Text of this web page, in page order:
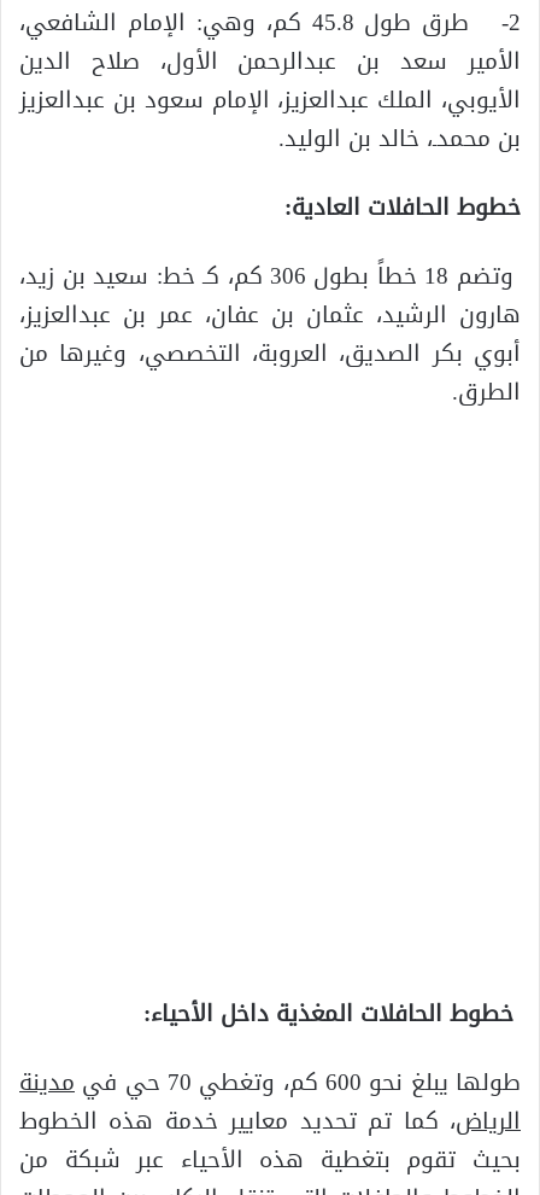
2- طرق طول 45.8 كم، وهي: الإمام الشافعي،
الأمير سعد بن عبدالرحمن الأول، صلاح الدين
الأيوبي، الملك عبدالعزيز، الإمام سعود بن عبدالعزيز
بن محمدـ، خالد بن الوليد.
خطوط الحافلات العادية:
وتضم 18 خطاً بطول 306 كم، كـ خط: سعيد بن زيد،
هارون الرشيد، عثمان بن عفان، عمر بن عبدالعزيز،
أبوي بكر الصديق، العروبة، التخصصي، وغيرها من
الطرق.
خطوط الحافلات المغذية داخل الأحياء:
طولها يبلغ نحو 600 كم، وتغطي 70 حي في
مدينة
الرياض، كما تم تحديد معايير خدمة هذه الخطوط
بحيث تقوم بتغطية هذه الأحياء عبر شبكة من